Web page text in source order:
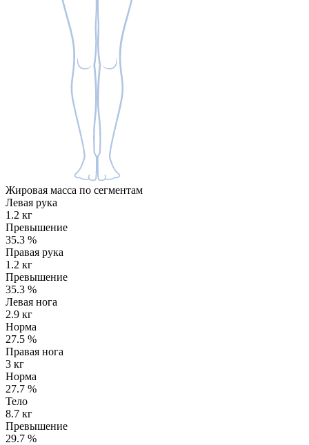
Жировая масса по сегментам
Левая рука
1.2 кг
Превышение
35.3 %
Правая рука
1.2 кг
Превышение
35.3 %
Левая нога
2.9 кг
Норма
27.5 %
Правая нога
3 кг
Норма
27.7 %
Тело
8.7 кг
Превышение
29.7 %